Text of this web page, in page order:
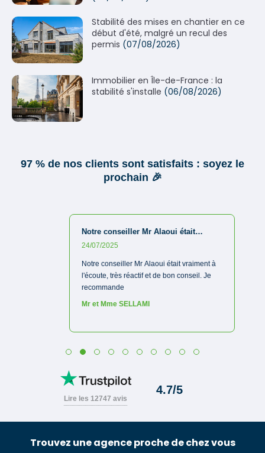
Stabilité des mises en chantier en ce
début d'été, malgré un recul des
permis (07/08/2026)
Immobilier en Île-de-France : la
stabilité s'installe (06/08/2026)
Trouvez une agence proche de chez vous